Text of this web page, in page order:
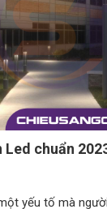
Led chuẩn
yếu tố mà